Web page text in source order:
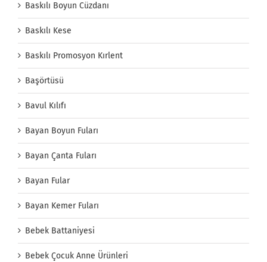
Baskılı Boyun Cüzdanı
Baskılı Kese
Baskılı Promosyon Kırlent
Başörtüsü
Bavul Kılıfı
Bayan Boyun Fuları
Bayan Çanta Fuları
Bayan Fular
Bayan Kemer Fuları
Bebek Battaniyesi
Bebek Çocuk Anne Ürünleri